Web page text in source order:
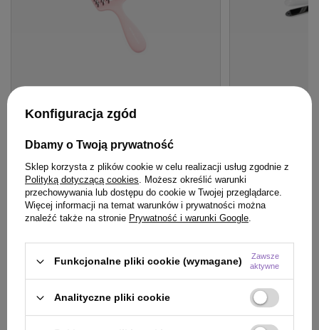
OFERTA BESTSELLER
Care Mini Pink do rozczesywania
49,22 zł / szt.
49.22pkt punktów
Najniższa cena produktu w okresie 30 dni przed
Cena katalogowa:57,90 zł -15%
340,00 zł
340pkt
Najniższa cena
Cena katalogowa:
Konfiguracja zgód
Dbamy o Twoją prywatność
Sklep korzysta z plików cookie w celu realizacji usług zgodnie z
Polityką dotyczącą cookies. Możesz określić warunki
przechowywania lub dostępu do cookie w Twojej przeglądarce.
Więcej informacji na temat warunków i prywatności można
znaleźć także na stronie Prywatność i warunki Google.
Funkcjonalne pliki cookie (wymagane)
Zawsze
aktywne
Analityczne pliki cookie